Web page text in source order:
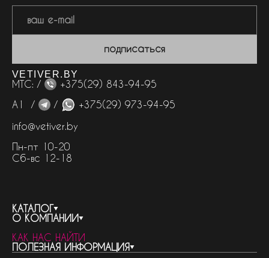
подписаться
VETIVER.BY
МТС: /
+375(29) 843-94-95
А1 /
/
+375(29) 973-94-95
info@vetiver.by
Пн-пт 10-20
Сб-вс 12-18
КАТАЛОГ
весь каталог
бренды
женская парфюмерия
О КОМПАНИИ
контакты
о компании
КАК НАС НАЙТИ
ПОЛЕЗНАЯ ИНФОРМАЦИЯ